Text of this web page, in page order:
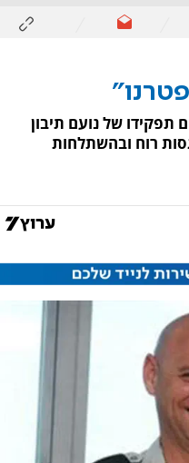
תפקידו של נועם תיבון
רוח ובהשתלחות